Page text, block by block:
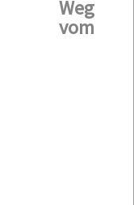
Weg
vom